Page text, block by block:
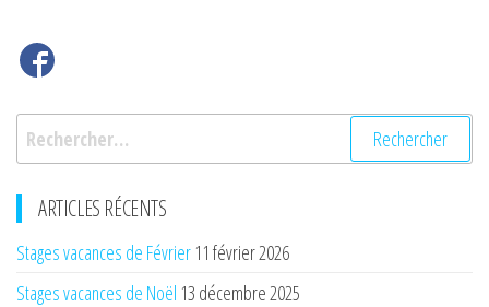
Rechercher :
ARTICLES RÉCENTS
Stages vacances de Février 11 février 2026
Stages vacances de Noël 13 décembre 2025